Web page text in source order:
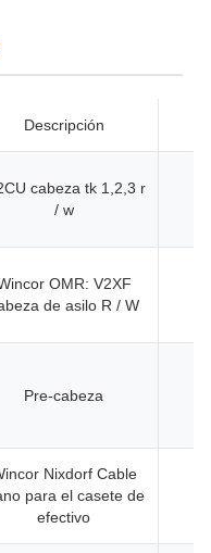
Descripción
cabeza tk 1,2,3 r
/ w
OMR: V2XF
de asilo R / W
Pre-cabeza
Nixdorf Cable
para el casete de
efectivo